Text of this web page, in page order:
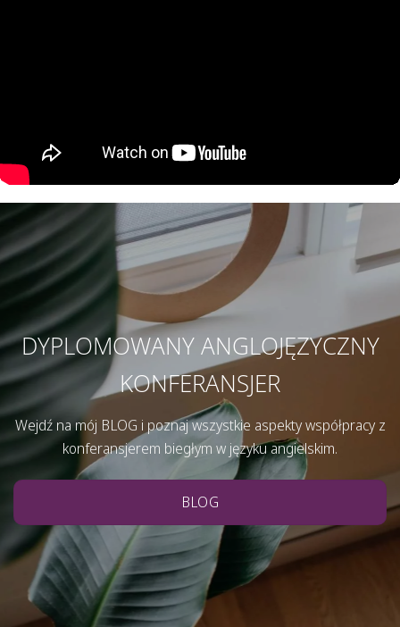
DYPLOMOWANY ANGLOJĘZYCZNY
KONFERANSJER
Wejdź na mój BLOG i poznaj wszystkie aspekty współpracy z
konferansjerem biegłym w języku angielskim.
BLOG